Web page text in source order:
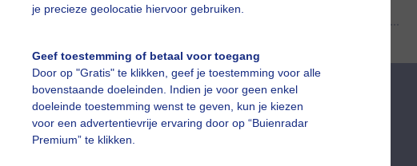
je precieze geolocatie hiervoor gebruiken.
Geef toestemming of betaal voor toegang
Door op "Gratis" te klikken, geef je toestemming voor alle
bovenstaande doeleinden. Indien je voor geen enkel
doeleinde toestemming wenst te geven, kun je kiezen
voor een advertentievrije ervaring door op “Buienradar
Premium” te klikken.
vragen
Mijn weer
De Bilt